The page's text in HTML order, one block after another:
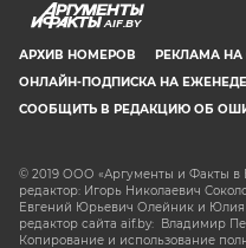
AIF.BY
АРХИВ НОМЕРОВ РЕКЛАМА НА
ОНЛАЙН-ПОДПИСКА НА
СООБЩИТЬ В РЕДАКЦИЮ ОБ
© 2019 ООО «Аргументы и Факты в
редактор: Игорь Николаевич
Евгений Юрьевич Олейник и Юлия
редактор сайта aif.by: Владимир
Копирование и использование